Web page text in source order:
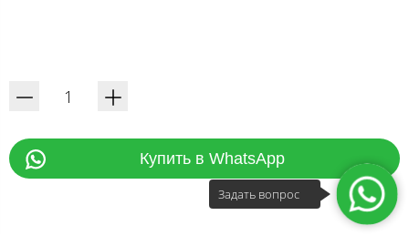
Купить в WhatsApp
Задать вопрос